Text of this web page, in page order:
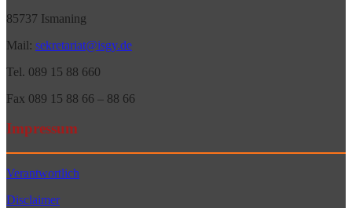
85737 Ismaning
Mail: sekretariat@isgy.de
Tel. 089 15 88 660
Fax 089 15 88 66 – 88 66
Impressum
Verantwortlich
Disclaimer